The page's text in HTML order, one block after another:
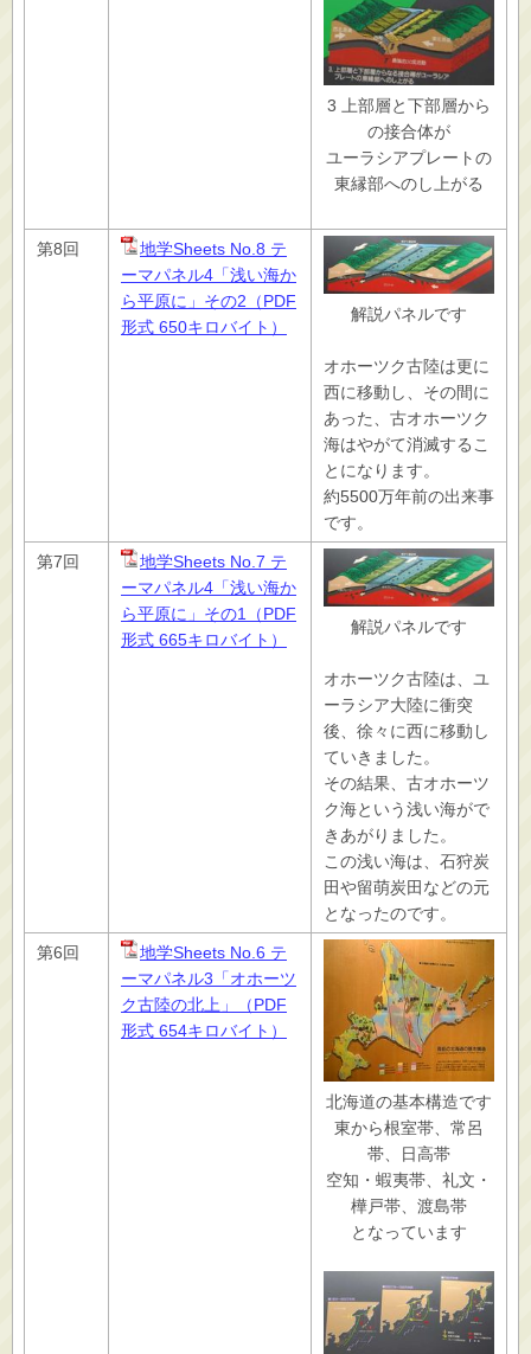
3 上部層と下部層から
の接合体が
ユーラシアプレートの
東縁部へのし上がる
第8回
地学Sheets No.8 テ
ーマパネル4「浅い海か
ら平原に」その2（PDF
形式 650キロバイト）
解説パネルです
オホーツク古陸は更に
西に移動し、その間に
あった、古オホーツク
海はやがて消滅するこ
とになります。
約5500万年前の出来事
です。
第7回
地学Sheets No.7 テ
ーマパネル4「浅い海か
ら平原に」その1（PDF
形式 665キロバイト）
解説パネルです
オホーツク古陸は、ユ
ーラシア大陸に衝突
後、徐々に西に移動し
ていきました。
その結果、古オホーツ
ク海という浅い海がで
きあがりました。
この浅い海は、石狩炭
田や留萌炭田などの元
となったのです。
第6回
地学Sheets No.6 テ
ーマパネル3「オホーツ
ク古陸の北上」（PDF
形式 654キロバイト）
北海道の基本構造です
東から根室帯、常呂
帯、日高帯
空知・蝦夷帯、礼文・
樺戸帯、渡島帯
となっています